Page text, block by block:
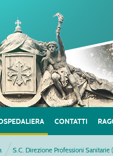
CONTATTI
S.C. Direzione Professioni Sanitarie